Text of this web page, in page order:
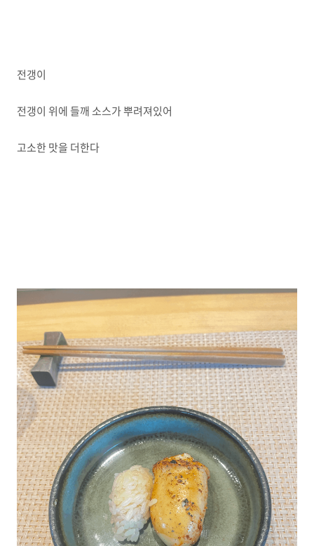
전갱이
전갱이 위에 들깨 소스가 뿌려져있어
고소한 맛을 더한다